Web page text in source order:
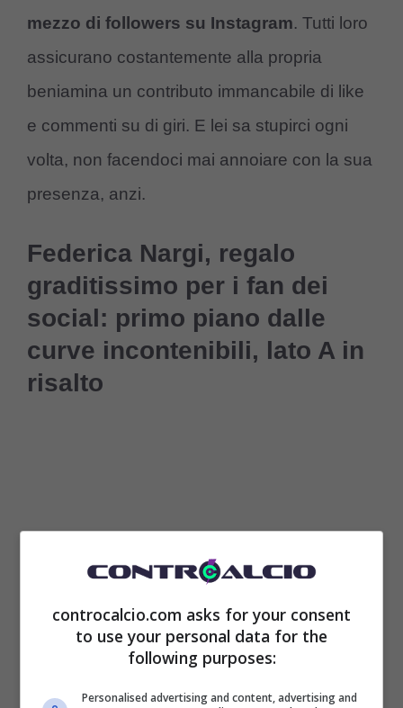
mezzo di followers su Instagram. Tutti loro
assicurano costantemente alla propria
beniamina un contributo immancabile di like
e commenti su di giri. E lei sa stupirci ogni
volta, non facendoci mai annoiare con la sua
presenza, anzi.
Federica Nargi, regalo
graditissimo per i fan dei
social: primo piano dalle
curve incontenibili, lato A in
risalto
Anche gli ultimi scatti, ovviamente, ricevono
controcalcio.com asks for your consent
to use your personal data for the
following purposes:
Personalised advertising and content, advertising and